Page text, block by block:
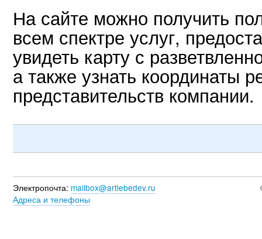
На сайте можно получить
всем спектре услуг,
увидеть карту с
а также узнать координаты
представительств компании.
Электропочта: mailbox@artlebedev.ru
Адреса и телефоны